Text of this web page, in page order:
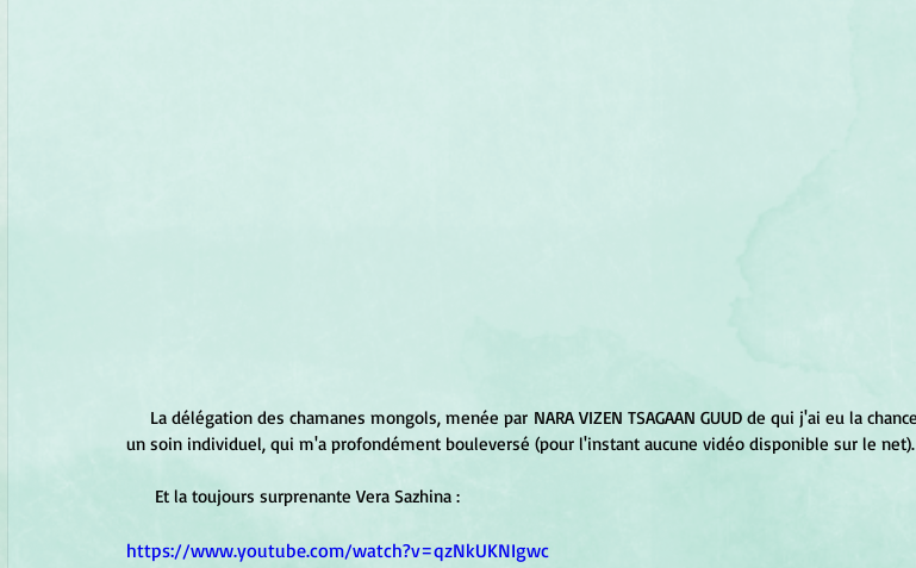
un soin individuel, qui m'a profondément bouleversé (pour l'instant aucune vidéo disponible sur le net).
      Et la toujours surprenante Vera Sazhina :
https://www.youtube.com/watch?v=qzNkUKNIgwc